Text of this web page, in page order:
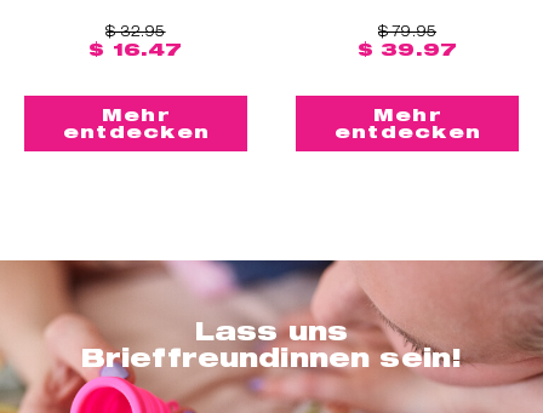
$ 32.95
$ 16.47
Mehr
entdecken
$ 79.95
$ 39.97
Mehr
entdecken
Lass uns
Brieffreundinnen sein!